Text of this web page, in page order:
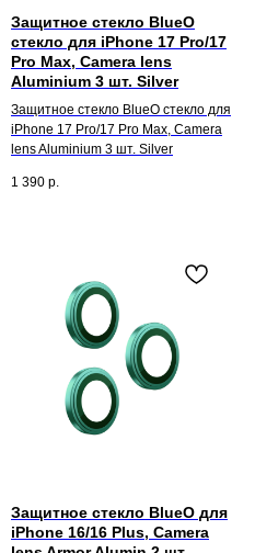
Защитное стекло BlueO
стекло для iPhone 17 Pro/17
Pro Max, Camera lens
Aluminium 3 шт. Silver
Защитное стекло BlueO стекло для
iPhone 17 Pro/17 Pro Max, Camera
lens Aluminium 3 шт. Silver
1 390 р.
Защитное стекло BlueO для
iPhone 16/16 Plus, Camera